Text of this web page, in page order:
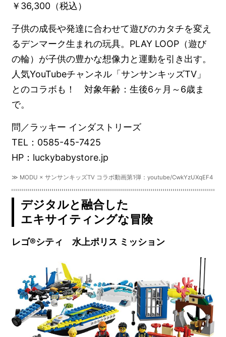
￥36,300（税込）
子供の成長や発達に合わせて遊びのカタチを変え
るデンマーク生まれの玩具。PLAY LOOP（遊び
の輪）が子供の豊かな想像力と運動を引き出す。
人気YouTubeチャンネル「サンサンキッズTV」
とのコラボも！ 対象年齢：生後6ヶ月～6歳ま
で。
問／ラッキー インダストリーズ
TEL：0585-45-7425
HP：luckybabystore.jp
≫ MODU × サンサンキッズTV コラボ動画第1弾：youtube/CwkYzUXqEF4
デジタルと融合した
エキサイティングな冒険
レゴ®シティ 水上ポリス ミッション